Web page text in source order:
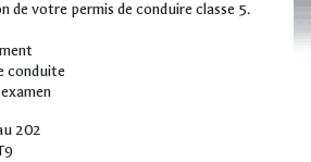
de votre permis de conduire classe 5.
conduite
202